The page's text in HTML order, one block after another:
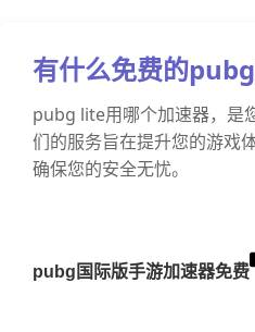
有什么免费的
pubg lite用哪个加速器，是
们的服务旨在提升您的游戏
确保您的安全无忧。
pubg国际版手游加速器免费